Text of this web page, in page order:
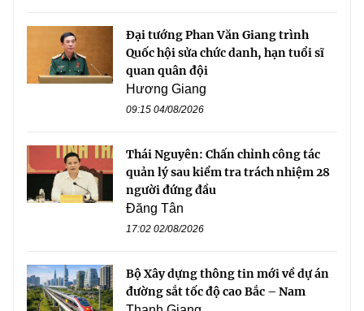
Đại tướng Phan Văn Giang trình
Quốc hội sửa chức danh, hạn tuổi sĩ
quan quân đội
Hương Giang
09:15 04/08/2026
Thái Nguyên: Chấn chỉnh công tác
quản lý sau kiểm tra trách nhiệm 28
người đứng đầu
Đăng Tân
17:02 02/08/2026
Bộ Xây dựng thông tin mới về dự án
đường sắt tốc độ cao Bắc – Nam